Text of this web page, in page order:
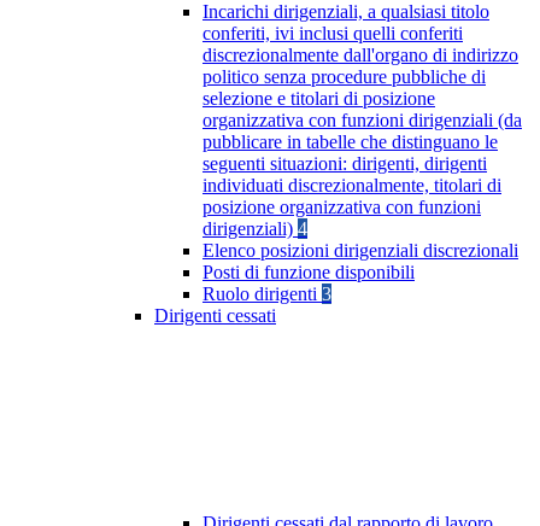
Incarichi dirigenziali, a qualsiasi titolo
conferiti, ivi inclusi quelli conferiti
discrezionalmente dall'organo di indirizzo
politico senza procedure pubbliche di
selezione e titolari di posizione
organizzativa con funzioni dirigenziali (da
pubblicare in tabelle che distinguano le
seguenti situazioni: dirigenti, dirigenti
individuati discrezionalmente, titolari di
posizione organizzativa con funzioni
dirigenziali) 4
Elenco posizioni dirigenziali discrezionali
Posti di funzione disponibili
Ruolo dirigenti 3
Dirigenti cessati